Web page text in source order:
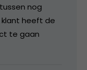
nog
heeft de
te gaan